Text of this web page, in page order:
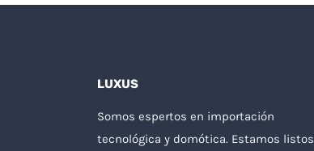
LUXUS
Somos espertos en importación
tecnológica y domótica. Estamos listos